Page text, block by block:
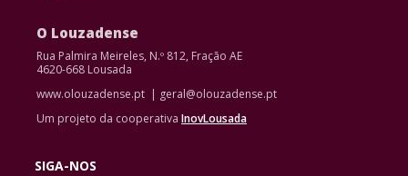
O Louzadense
Rua Palmira Meireles, N.º 812, Fração AE
4620-668 Lousada
www.olouzadense.pt | geral@olouzadense.pt
Um projeto da cooperativa InovLousada
SIGA-NOS